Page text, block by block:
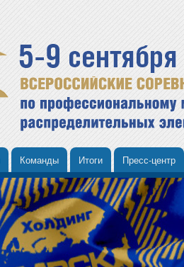
Команды Итоги Пресс-центр